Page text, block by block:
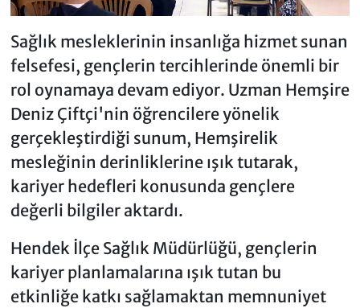
Sağlık mesleklerinin insanlığa hizmet sunan
felsefesi, gençlerin tercihlerinde önemli bir
rol oynamaya devam ediyor. Uzman Hemşire
Deniz Çiftçi'nin öğrencilere yönelik
gerçekleştirdiği sunum, Hemşirelik
mesleğinin derinliklerine ışık tutarak,
kariyer hedefleri konusunda gençlere
değerli bilgiler aktardı.
Hendek İlçe Sağlık Müdürlüğü, gençlerin
kariyer planlamalarına ışık tutan bu
etkinliğe katkı sağlamaktan memnuniyet